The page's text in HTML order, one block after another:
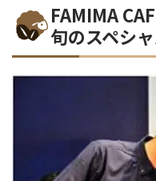
FAMIMA
旬のスペシ